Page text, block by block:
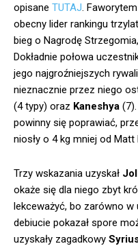
opisane TUTAJ .
obecny lider rankingu
bieg o Nagrodę
Dokładnie połowa
jego najgroźniejszych
nieznacznie przez niego
(4 typy) oraz Kaneshya
powinny się poprawiać,
niosły o 4 kg mniej od Matt
Trzy wskazania uzyskał
okaże się dla niego zbyt
lekceważyć, bo zarówno w
debiucie pokazał spore
uzyskały zagadkowy